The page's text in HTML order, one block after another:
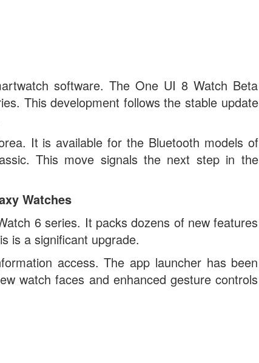
software. The One UI 8 Watch Beta
This development follows the stable update
It is available for the Bluetooth models of
This move signals the next step in the
Watches
6 series. It packs dozens of new features
is a significant upgrade.
access. The app launcher has been
watch faces and enhanced gesture controls